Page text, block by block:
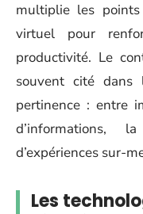
multiplie les
virtuel pour
productivité. Le
souvent cité
pertinence : entre
d’informations,
d’expériences sur-
Les